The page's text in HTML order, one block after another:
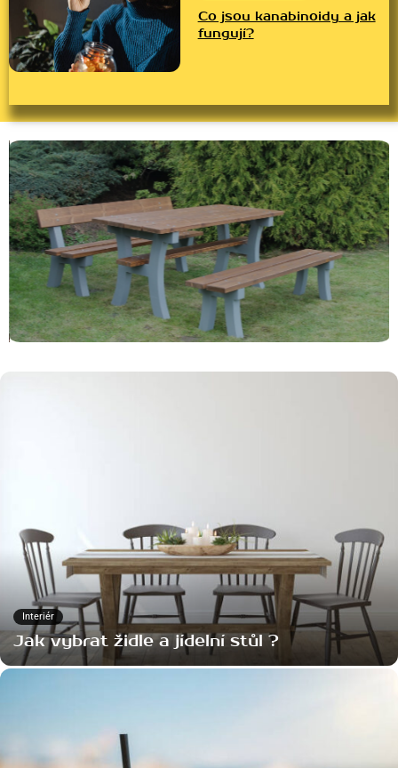
Co jsou kanabinoidy a jak
fungují?
VYSPAT DOMA I
BETONOVÝ ZAHRADNÍ NÁBYTEK JE
SPOJENÍ ELEGANCE A ODOLNOSTI
READ MORE
CO JSOU
FUNGUJÍ?
READ MORE
Interiér
Jak vybrat židle a jídelní stůl ?